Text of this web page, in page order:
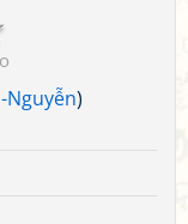
Nguyễn)